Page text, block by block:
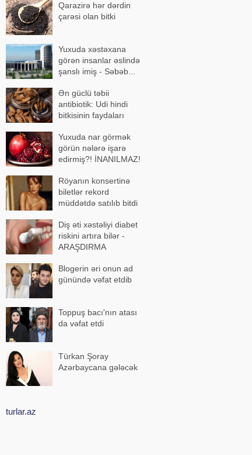
Qarazirə hər dərdin
çarəsi olan bitki
Yuxuda xəstəxana
görən insanlar əslində
şanslı imiş - Səbəb...
Ən güclü təbii
antibiotik: Udi hindi
bitkisinin faydaları
Yuxuda nar görmək
görün nələrə işarə
edirmiş?! İNANILMAZ!
Röyanın konsertinə
biletlər rekord
müddətdə satılıb bitdi
Diş əti xəstəliyi diabet
riskini artıra bilər -
ARAŞDIRMA
Blogerin əri onun ad
günündə vəfat etdib
Toppuş bacı'nın atası
da vəfat etdi
Türkan Şoray
Azərbaycana gələcək
turlar.az